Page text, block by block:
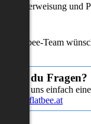
und
Flatbee-Team
Hast du Fragen?
Sende uns einfach
info@flatbee.at